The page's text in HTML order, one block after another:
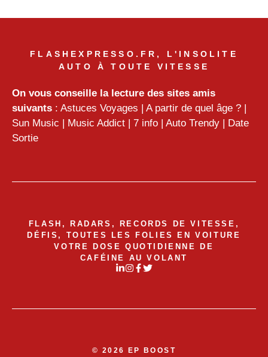
FLASHEXPRESSO.FR, L'INSOLITE
AUTO À TOUTE VITESSE
On vous conseille la lecture des sites amis
suivants : Astuces Voyages | A partir de quel âge ? |
Sun Music | Music Addict | 7 info | Auto Trendy | Date
Sortie
FLASH, RADARS, RECORDS DE VITESSE,
DÉFIS, TOUTES LES FOLIES EN VOITURE
VOTRE DOSE QUOTIDIENNE DE
CAFÉINE AU VOLANT
© 2026 EP BOOST